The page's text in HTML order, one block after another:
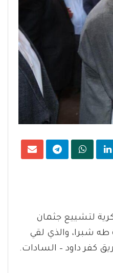
لتشييع جثمان
طه شبرا، والذي لقي
كفر داود – السادات.